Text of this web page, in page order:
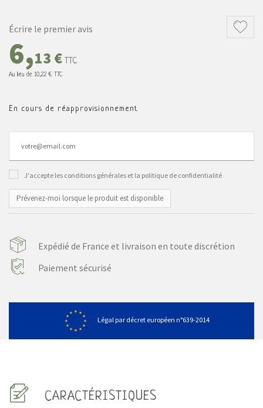
Écrire le premier avis
6,13 € TTC
Au lieu de10,22 € TTC
En cours de réapprovisionnement
J'accepte les conditions générales et la politique de confidentialité
Prévenez-moi lorsque le produit est disponible
Expédié de France et livraison en toute discrétion
Paiement sécurisé
Légal par décret européen n°639-2014
CARACTÉRISTIQUES